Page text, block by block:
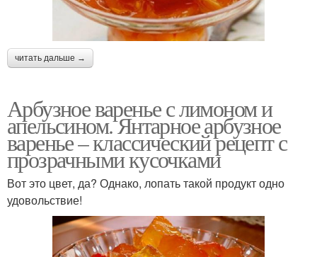
читать дальше →
Арбузное варенье с лимоном и
апельсином. Янтарное арбузное
варенье – классический рецепт с
прозрачными кусочками
Вот это цвет, да? Однако, лопать такой продукт одно
удовольствие!